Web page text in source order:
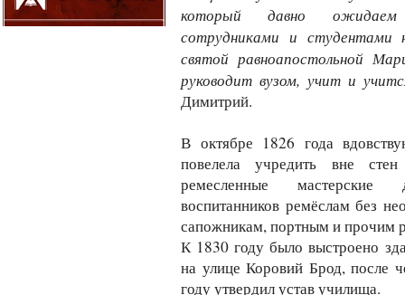
который давно ожидаем
сотрудниками и студентами
святой равноапостольной
руководит вузом, учит и
Димитрий.
В октябре 1826 года
повелела учредить вне стен
ремесленные мастерские
воспитанников ремёслам без
сапожникам, портным и прочим
К 1830 году было выстроено
на улице Коровий Брод, после
году утвердил устав училища.